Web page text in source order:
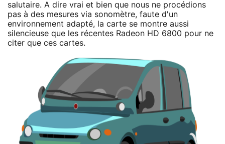
salutaire. A dire vrai et bien que nous ne procédions
pas à des mesures via sonomètre, faute d'un
environnement adapté, la carte se montre aussi
silencieuse que les récentes Radeon HD 6800 pour ne
citer que ces cartes.